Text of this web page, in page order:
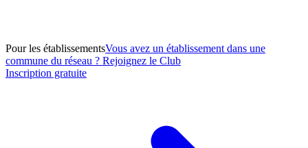
Pour les établissementsVous avez un établissement dans une
commune du réseau ? Rejoignez le Club
Inscription gratuite